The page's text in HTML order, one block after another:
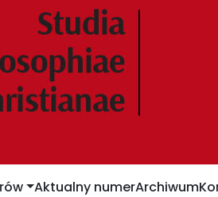
Aktualny numerArchiwum